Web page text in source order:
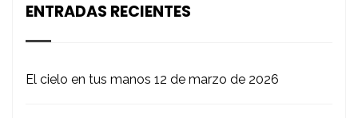
ENTRADAS RECIENTES
El cielo en tus manos 12 de marzo de 2026